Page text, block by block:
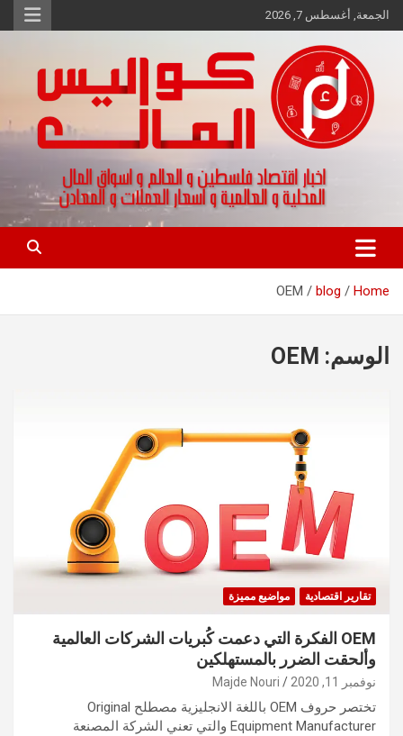
Skip
to
الجمعة, أغسطس 7, 2026
كواليس المال
اخبار اقتصاد فلسطين و العالم و تقارير اسواق المال و العملات
Home
blog
OEM
الوسم: OEM
تقارير اقتصادية مواضيع مميزة
OEM الفكرة التي دعمت كُبريات الشركات العالمية
وألحقت الضرر بالمستهلكين
نوفمبر 11, 2020 Majde Nouri
تختصر حروف OEM باللغة الانجليزية مصطلح Original
Equipment Manufacturer والتي تعني الشركة المصنعة